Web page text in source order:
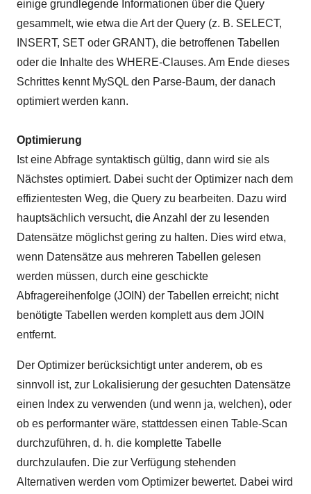
einige grundlegende Informationen über die Query
gesammelt, wie etwa die Art der Query (z. B. SELECT,
INSERT, SET oder GRANT), die betroffenen Tabellen
oder die Inhalte des WHERE-Clauses. Am Ende dieses
Schrittes kennt MySQL den Parse-Baum, der danach
optimiert werden kann.
Optimierung
Ist eine Abfrage syntaktisch gültig, dann wird sie als
Nächstes optimiert. Dabei sucht der Optimizer nach dem
effizientesten Weg, die Query zu bearbeiten. Dazu wird
hauptsächlich versucht, die Anzahl der zu lesenden
Datensätze möglichst gering zu halten. Dies wird etwa,
wenn Datensätze aus mehreren Tabellen gelesen
werden müssen, durch eine geschickte
Abfragereihenfolge (JOIN) der Tabellen erreicht; nicht
benötigte Tabellen werden komplett aus dem JOIN
entfernt.
Der Optimizer berücksichtigt unter anderem, ob es
sinnvoll ist, zur Lokalisierung der gesuchten Datensätze
einen Index zu verwenden (und wenn ja, welchen), oder
ob es performanter wäre, stattdessen einen Table-Scan
durchzuführen, d. h. die komplette Tabelle
durchzulaufen. Die zur Verfügung stehenden
Alternativen werden vom Optimizer bewertet. Dabei wird